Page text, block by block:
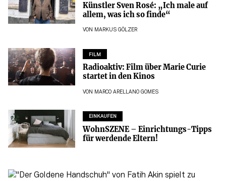
Künstler Sven Rosé: „Ich male auf
allem, was ich so finde“
VON MARKUS GÖLZER
FILM
Radioaktiv: Film über Marie Curie
startet in den Kinos
VON MARCO ARELLANO GOMES
EINKAUFEN
WohnSZENE – Einrichtungs-Tipps
für werdende Eltern!